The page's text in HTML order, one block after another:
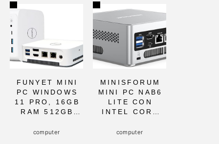
FUNYET MINI
PC WINDOWS
11 PRO, 16GB
RAM 512GB
PROCESADOR
computer
MINISFORUM
MINI PC NAB6
LITE CON
INTEL CORE
Y SSD DE
computer